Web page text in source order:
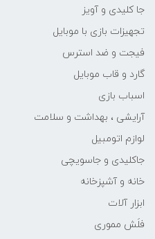
جا کلیدی و آویز
تجهیزات بازی با موبایل
فیجت و ضد استرس
گارد و قاب موبایل
اسباب بازی
آرایشی ، بهداشت و سلامت
لوازم اتومبیل
جاکلیدی و جاسویچی
خانه و آشپزخانه
ابزار آلات
فلَش مموری